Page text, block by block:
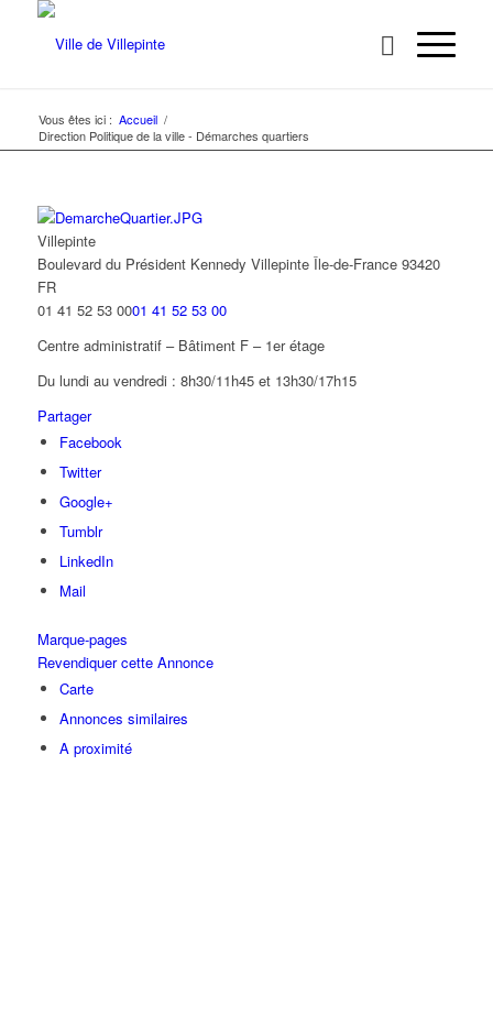
Vous êtes ici : Accueil /
Direction Politique de la ville - Démarches quartiers
Villepinte
Boulevard du Président Kennedy Villepinte Île-de-France 93420
FR
01 41 52 53 0001 41 52 53 00
Centre administratif – Bâtiment F – 1er étage
Du lundi au vendredi : 8h30/11h45 et 13h30/17h15
Partager
Facebook
Twitter
Google+
Tumblr
LinkedIn
Mail
Marque-pages
Revendiquer cette Annonce
Carte
Annonces similaires
A proximité